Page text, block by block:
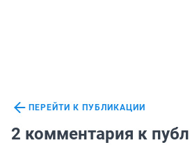
ПЕРЕЙТИ К ПУБЛИКАЦИИ
2 комментария к